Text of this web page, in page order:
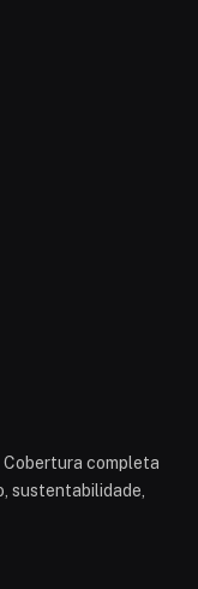
completa
sustentabilidade,